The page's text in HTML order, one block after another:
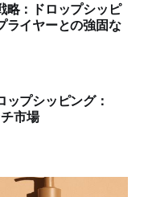
略：ドロップシッピ
ライヤーとの強固な
プシッピング：
市場